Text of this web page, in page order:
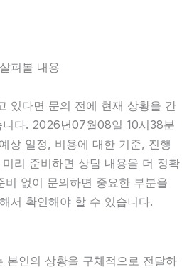
펴볼 내용
있다면 문의 전에 현재 상황을 간
다. 2026년07월08일 10시38분
상 일정, 비용에 대한 기준, 진행
리 준비하면 상담 내용을 더 정확
없이 문의하면 중요한 부분을
서 확인해야 할 수 있습니다.
본인의 상황을 구체적으로 전달하